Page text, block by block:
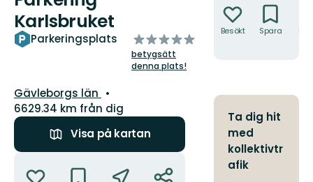
Karlsbruket
Parkeringsplats
av
5
stjärnor
betygsätt
denna plats!
Län:
Gävleborgs län
6629.34 km från dig
Visa på kartan
Besökt Spara
Ta dig hit
med
kollektivtr
afik